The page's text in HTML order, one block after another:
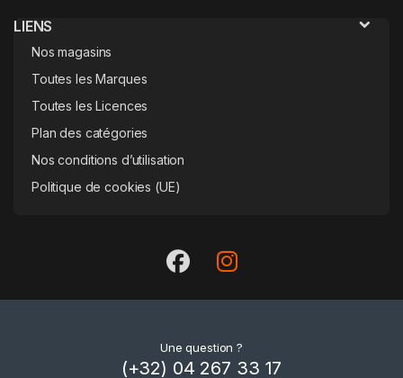
LIENS
Nos magasins
Toutes les Marques
Toutes les Licences
Plan des catégories
Nos conditions d’utilisation
Politique de cookies (UE)
Une question ?
(+32) 04 267 33 17